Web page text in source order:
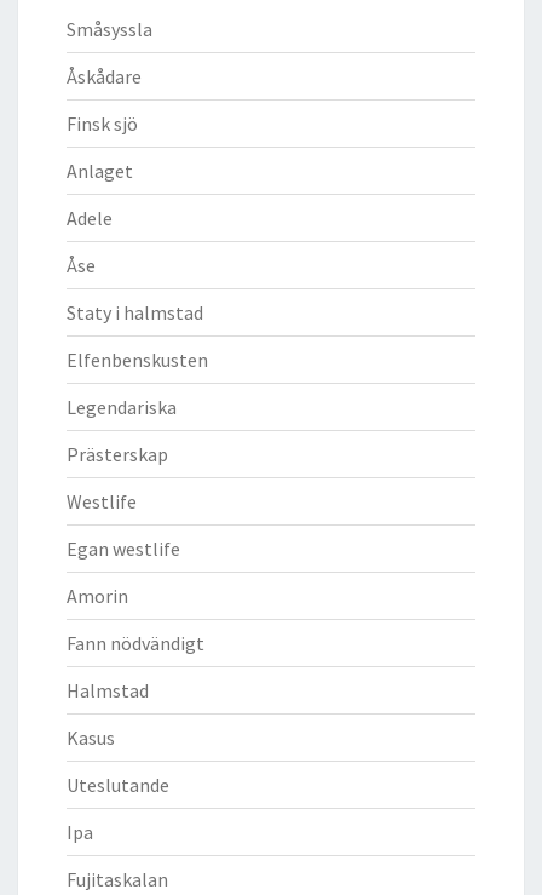
Småsyssla
Åskådare
Finsk sjö
Anlaget
Adele
Åse
Staty i halmstad
Elfenbenskusten
Legendariska
Prästerskap
Westlife
Egan westlife
Amorin
Fann nödvändigt
Halmstad
Kasus
Uteslutande
Ipa
Fujitaskalan